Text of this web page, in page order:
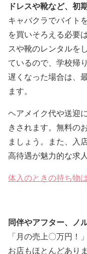
ドレスや靴など、初
キャバクラでバイト
を買いそろえる必要
スや靴のレンタルを
ているので、学校帰
遅くなった場合は、
ます。
ヘアメイク代や送迎
きされます。無料の
ましょう。また、入
高待遇が魅力的な求
体入のときの持ち物
同伴やアフター、ノ
「月の売上〇万円！
お店もほとんどあり